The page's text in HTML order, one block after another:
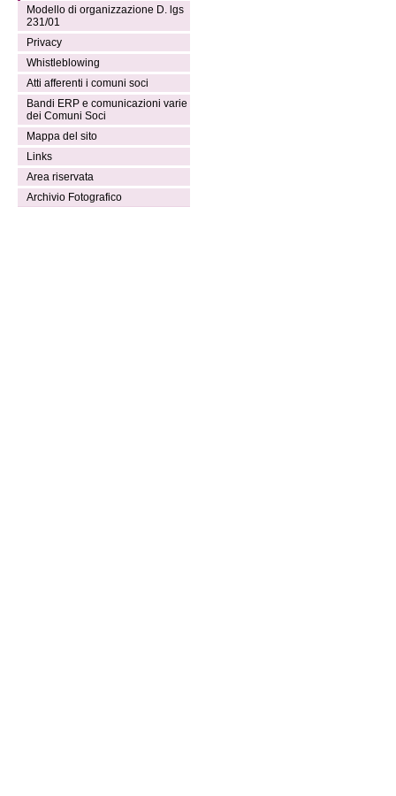
Modello di organizzazione D. lgs
231/01
Privacy
Whistleblowing
Atti afferenti i comuni soci
Bandi ERP e comunicazioni varie
dei Comuni Soci
Mappa del sito
Links
Area riservata
Archivio Fotografico